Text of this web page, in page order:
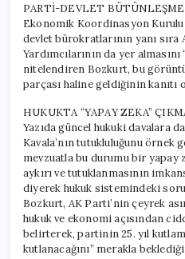
PARTİ-DEVLET
Ekonomik Koordinasyon Kurulu
devlet bürokratlarının yanı
Yardımcılarının da yer
nitelendiren Bozkurt, bu
parçası haline geldiğinin kanıtı
HUKUKTA “YAPAY ZEKA”
Yazıda güncel hukuki davalara
Kavala’nın tutukluluğunu örnek
mevzuatla bu durumu bir yapay
aykırı ve tutuklanmasının
diyerek hukuk sistemindeki
Bozkurt, AK Parti’nin çeyrek
hukuk ve ekonomi açısından
belirterek, partinin 25. yıl
kutlanacağını” merakla